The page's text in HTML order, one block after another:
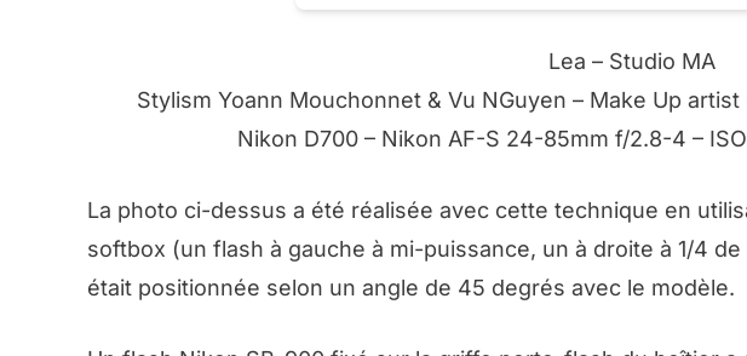
Lea – Studio MA
Stylism Yoann Mouchonnet & Vu NGuyen – Make Up
Nikon D700 – Nikon AF-S 24-85mm f/2.8-4 –
La photo ci-dessus a été réalisée avec cette technique en
softbox (un flash à gauche à mi-puissance, un à droite à 1/4
était positionnée selon un angle de 45 degrés avec le modèle.